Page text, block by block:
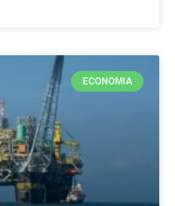
ECONOMIA